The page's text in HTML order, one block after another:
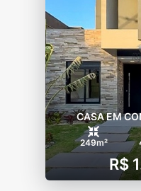
CASA EM
249m²
R$